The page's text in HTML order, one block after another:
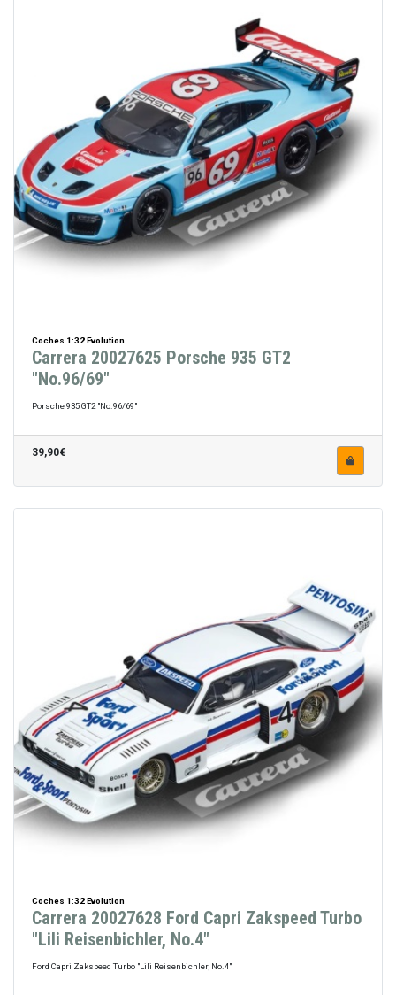
Coches 1:32 Evolution
Carrera 20027625 Porsche 935 GT2
"No.96/69"
Porsche 935 GT2 "No.96/69"
39,90€
Coches 1:32 Evolution
Carrera 20027628 Ford Capri Zakspeed Turbo
"Lili Reisenbichler, No.4"
Ford Capri Zakspeed Turbo "Lili Reisenbichler, No.4"